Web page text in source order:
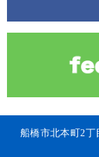
船橋市北本町2丁